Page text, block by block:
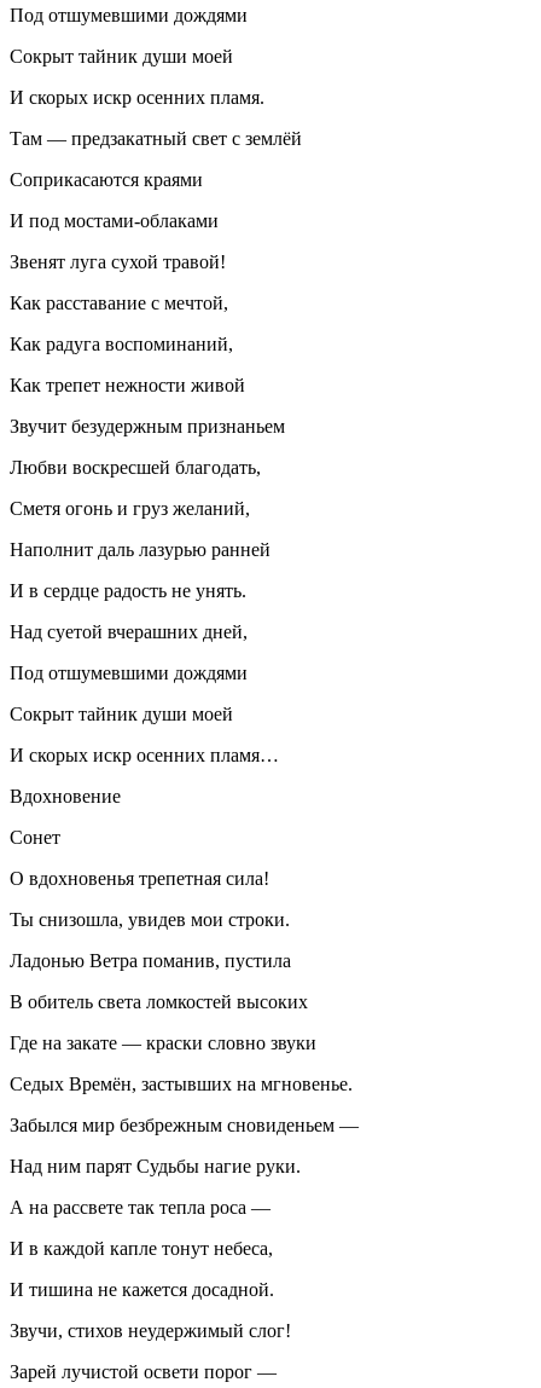
Под отшумевшими дождями
Сокрыт тайник души моей
И скорых искр осенних пламя.
Там — предзакатный свет с землёй
Соприкасаются краями
И под мостами-облаками
Звенят луга сухой травой!
Как расставание с мечтой,
Как радуга воспоминаний,
Как трепет нежности живой
Звучит безудержным признаньем
Любви воскресшей благодать,
Сметя огонь и груз желаний,
Наполнит даль лазурью ранней
И в сердце радость не унять.
Над суетой вчерашних дней,
Под отшумевшими дождями
Сокрыт тайник души моей
И скорых искр осенних пламя…
Вдохновение
Сонет
О вдохновенья трепетная сила!
Ты снизошла, увидев мои строки.
Ладонью Ветра поманив, пустила
В обитель света ломкостей высоких
Где на закате — краски словно звуки
Седых Времён, застывших на мгновенье.
Забылся мир безбрежным сновиденьем —
Над ним парят Судьбы нагие руки.
А на рассвете так тепла роса —
И в каждой капле тонут небеса,
И тишина не кажется досадной.
Звучи, стихов неудержимый слог!
Зарей лучистой освети порог —